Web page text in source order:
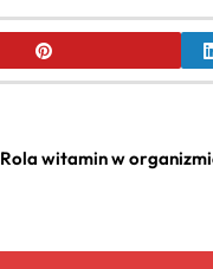
Rola witamin w